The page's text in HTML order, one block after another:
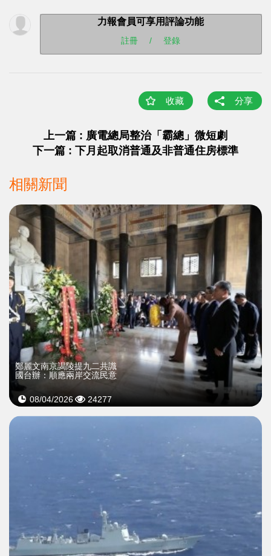
力報會員可享用評論功能
註冊 / 登錄
收藏 分享
上一篇 : 廣電總局整治「霸總」微短劇
下一篇 : 下月起取消普通及非普通住房標準
相關新聞
鄭麗文南京謁陵提九二共識
國台辦：順應兩岸交流民意
08/04/2026 24277